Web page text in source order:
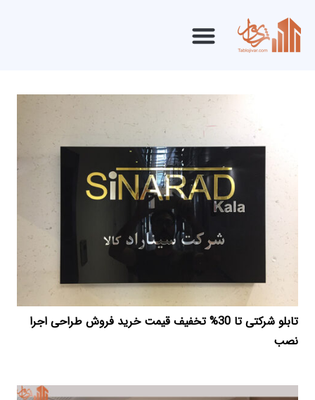
تابلو شرکتی تا 30% تخفیف قیمت خرید فروش طراحی اجرا
نصب